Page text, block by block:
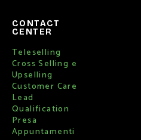
CONTACT
CENTER
Teleselling
Cross Selling e
Upselling
Customer Care
Lead
Qualification
Presa
Appuntamenti